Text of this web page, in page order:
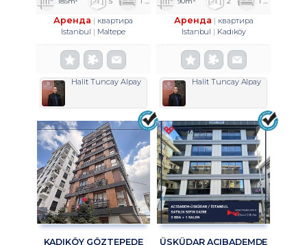
Аренда
квартира
Istanbul
Maltepe
Halit Tuncay Alpay
Аренда
квартира
Istanbul
Kadıköy
Halit Tuncay Alpay
KADIKÖY GÖZTEPEDE
ÜSKÜDAR ACIBADEMDE